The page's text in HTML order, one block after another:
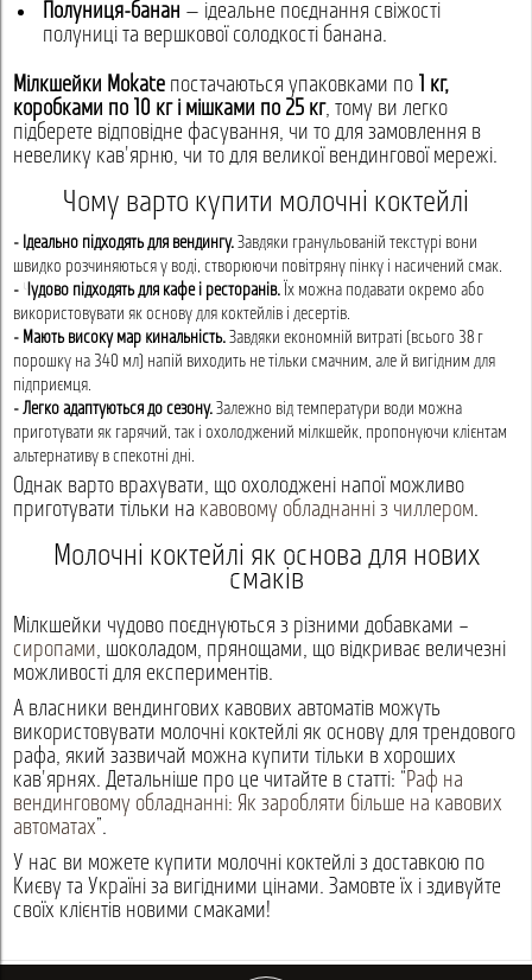
Полуниця-банан — ідеальне поєднання свіжості
полуниці та вершкової солодкості банана.
Мілкшейки Mokate постачаються упаковками по 1 кг,
коробками по 10 кг і мішками по 25 кг, тому ви легко
підберете відповідне фасування, чи то для замовлення в
невелику кав'ярню, чи то для великої вендингової мережі.
Чому варто купити молочні коктейлі
- Ідеально підходять для вендингу. Завдяки гранульованій текстурі вони
швидко розчиняються у воді, створюючи повітряну пінку і насичений смак.
- Чудово підходять для кафе і ресторанів. Їх можна подавати окремо або
використовувати як основу для коктейлів і десертів.
- Мають високу маржинальність. Завдяки економній витраті (всього 38 г
порошку на 340 мл) напій виходить не тільки смачним, але й вигідним для
підприємця.
- Легко адаптуються до сезону. Залежно від температури води можна
приготувати як гарячий, так і охолоджений мілкшейк, пропонуючи клієнтам
альтернативу в спекотні дні.
Однак варто врахувати, що охолоджені напої можливо
приготувати тільки на кавовому обладнанні з чиллером.
Молочні коктейлі як основа для нових
смаків
Мілкшейки чудово поєднуються з різними добавками –
сиропами, шоколадом, прянощами, що відкриває величезні
можливості для експериментів.
А власники вендингових кавових автоматів можуть
використовувати молочні коктейлі як основу для трендового
рафа, який зазвичай можна купити тільки в хороших
кав'ярнях. Детальніше про це читайте в статті: “Раф на
вендинговому обладнанні: Як заробляти більше на кавових
автоматах”.
У нас ви можете купити молочні коктейлі з доставкою по
Києву та Україні за вигідними цінами. Замовте їх і здивуйте
своїх клієнтів новими смаками!